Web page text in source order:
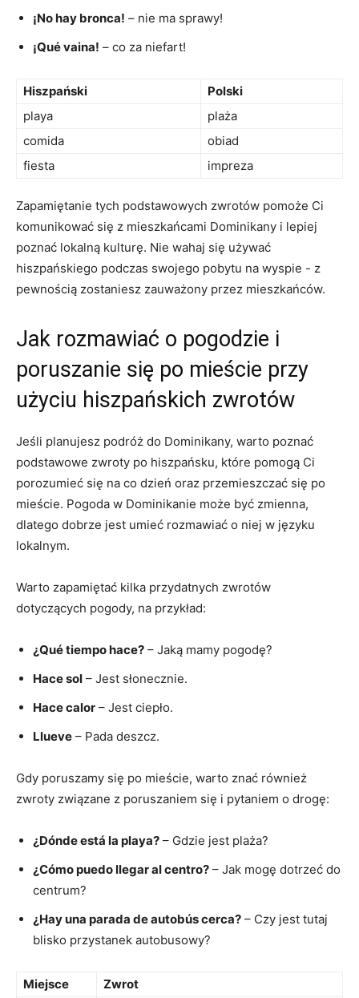
¡No hay bronca! – ‍nie ma ⁢sprawy!
¡Qué vaina! – co⁣ za niefart!
Hiszpański
Polski
playa
plaża
comida
obiad
fiesta
impreza
Zapamiętanie tych podstawowych zwrotów pomoże Ci
komunikować się z mieszkańcami Dominikany i lepiej
poznać lokalną kulturę. Nie wahaj się używać
hiszpańskiego podczas swojego pobytu na wyspie -⁢ z
pewnością zostaniesz zauważony przez mieszkańców.
Jak rozmawiać o pogodzie i‌
poruszanie​ się po mieście przy
użyciu hiszpańskich zwrotów
Jeśli planujesz podróż do Dominikany, warto poznać
podstawowe zwroty po hiszpańsku, które pomogą Ci
porozumieć się na ⁢co ⁣dzień oraz ⁢przemieszczać się po
mieście. Pogoda w Dominikanie‍ może być zmienna,
dlatego‌ dobrze jest umieć ⁢rozmawiać ⁤o niej‌ w języku
⁢lokalnym.
Warto zapamiętać kilka przydatnych​ zwrotów
dotyczących pogody, na przykład:
¿Qué tiempo ⁢hace? – Jaką mamy pogodę?
Hace sol – Jest słonecznie.
Hace calor – Jest ciepło.
Llueve – Pada ‌deszcz.
Gdy poruszamy się po mieście, warto znać również
zwroty związane z poruszaniem się i pytaniem ⁣o ⁤drogę:
¿Dónde está la playa? – Gdzie jest plaża?
¿Cómo puedo llegar al centro? – Jak mogę dotrzeć do​
centrum?
¿Hay una parada de autobús cerca? – Czy jest tutaj
blisko przystanek autobusowy?
Miejsce Zwrot